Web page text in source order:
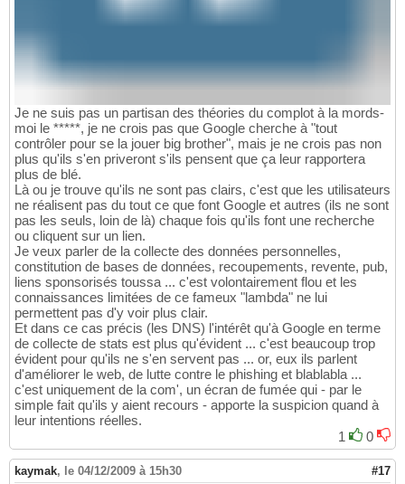
Je ne suis pas un partisan des théories du complot à la mords-
moi le *****, je ne crois pas que Google cherche à "tout
contrôler pour se la jouer big brother", mais je ne crois pas non
plus qu'ils s'en priveront s'ils pensent que ça leur rapportera
plus de blé.
Là ou je trouve qu'ils ne sont pas clairs, c'est que les utilisateurs
ne réalisent pas du tout ce que font Google et autres (ils ne sont
pas les seuls, loin de là) chaque fois qu'ils font une recherche
ou cliquent sur un lien.
Je veux parler de la collecte des données personnelles,
constitution de bases de données, recoupements, revente, pub,
liens sponsorisés toussa ... c'est volontairement flou et les
connaissances limitées de ce fameux "lambda" ne lui
permettent pas d'y voir plus clair.
Et dans ce cas précis (les DNS) l'intérêt qu'à Google en terme
de collecte de stats est plus qu'évident ... c'est beaucoup trop
évident pour qu'ils ne s'en servent pas ... or, eux ils parlent
d'améliorer le web, de lutte contre le phishing et blablabla ...
c'est uniquement de la com', un écran de fumée qui - par le
simple fait qu'ils y aient recours - apporte la suspicion quand à
leur intentions réelles.
1
0
kaymak, le 04/12/2009 à 15h30 #17